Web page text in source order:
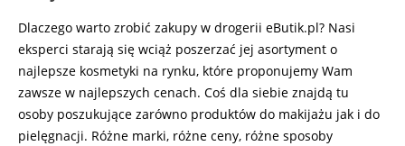
Dlaczego warto zrobić zakupy w drogerii eButik.pl? Nasi
eksperci starają się wciąż poszerzać jej asortyment o
najlepsze kosmetyki na rynku, które proponujemy Wam
zawsze w najlepszych cenach. Coś dla siebie znajdą tu
osoby poszukujące zarówno produktów do makijażu jak i do
pielęgnacji. Różne marki, różne ceny, różne sposoby